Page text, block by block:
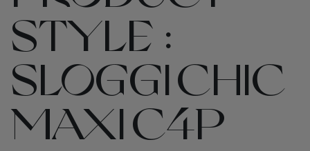
STYLE :
SLOGGI CHIC
MAXI C4P